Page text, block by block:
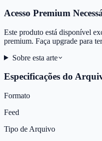
Acesso Premium
Este produto está disponível
premium. Faça upgrade para
Sobre esta arte
Especificações do
Formato
Feed
Tipo de Arquivo